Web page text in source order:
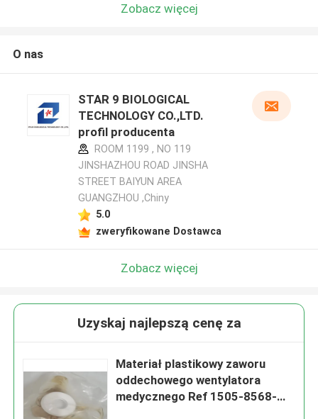
Zobacz więcej
O nas
STAR 9 BIOLOGICAL
TECHNOLOGY CO.,LTD.
profil producenta
ROOM 1199 , NO 119
JINSHAZHOU ROAD JINSHA
STREET BAIYUN AREA
GUANGZHOU ,Chiny
5.0
zweryfikowane Dostawca
Zobacz więcej
Uzyskaj najlepszą cenę za
Materiał plastikowy zaworu
oddechowego wentylatora
medycznego Ref 1505-8568-